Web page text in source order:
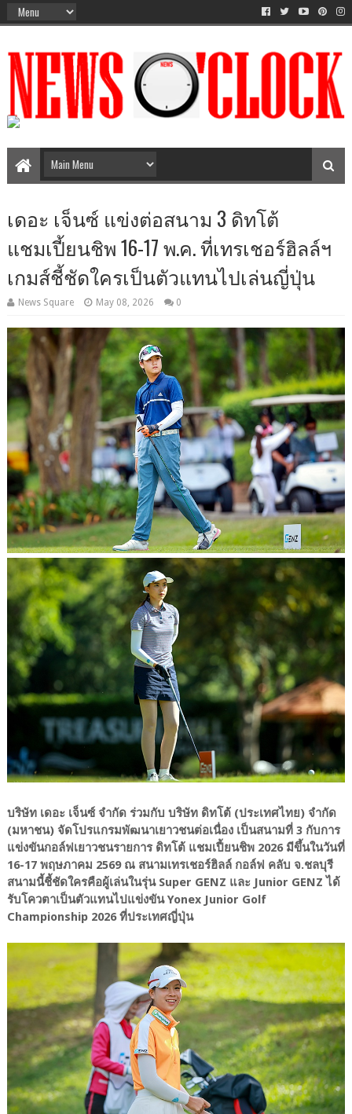
The Time Between AM-PM
เดอะ เจ็นซ์ แข่งต่อสนาม 3 ดิทโต้
แชมเปี้ยนชิพ 16-17 พ.ค. ที่เทรเชอร์ฮิลล์ฯ
เกมส์ชี้ชัดใครเป็นตัวแทนไปเล่นญี่ปุ่น
News Square May 08, 2026 0
บริษัท เดอะ เจ็นซ์ จำกัด ร่วมกับ บริษัท ดิทโต้ (ประเทศไทย) จำกัด
(มหาชน) จัดโปรแกรมพัฒนาเยาวชนต่อเนื่อง เป็นสนามที่ 3 กับการ
แข่งขันกอล์ฟเยาวชนรายการ ดิทโต้ แชมเปี้ยนชิพ 2026 มีขึ้นในวันที่
16-17 พฤษภาคม 2569 ณ สนามเทรเชอร์ฮิลล์ กอล์ฟ คลับ จ.ชลบุรี
สนามนี้ชี้ชัดใครคือผู้เล่นในรุ่น Super GENZ และ Junior GENZ ได้
รับโควตาเป็นตัวแทนไปแข่งขัน Yonex Junior Golf
Championship 2026 ที่ประเทศญี่ปุ่น